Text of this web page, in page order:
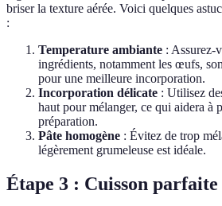
briser la texture aérée. Voici quelques
:
Temperature ambiante : Assurez-
ingrédients, notamment les œufs,
pour une meilleure incorporation.
Incorporation délicate : Utilisez
haut pour mélanger, ce qui aidera à
préparation.
Pâte homogène : Évitez de trop
légèrement grumeleuse est idéale.
Étape 3 : Cuisson parfaite